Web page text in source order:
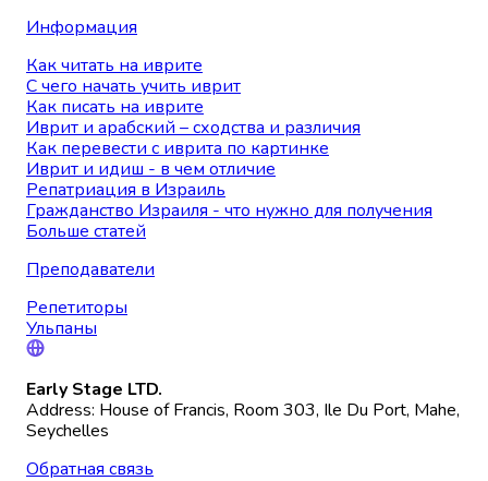
Информация
Как читать на иврите
С чего начать учить иврит
Как писать на иврите
Иврит и арабский – сходства и различия
Как перевести с иврита по картинке
Иврит и идиш - в чем отличие
Репатриация в Израиль
Гражданство Израиля - что нужно для получения
Больше статей
Преподаватели
Репетиторы
Ульпаны
Early Stage LTD.
Address: House of Francis, Room 303, Ile Du Port, Mahe,
Seychelles
Обратная связь